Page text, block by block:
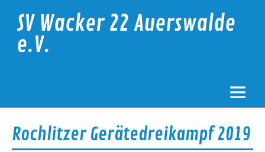
contentSV Wacker 22 Auerswalde
e.V.
Rochlitzer Gerätedreikampf 2019